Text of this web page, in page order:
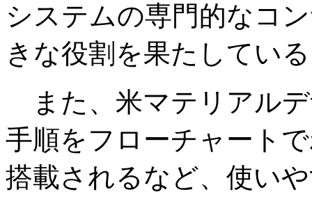
システムの専門的なコ
きな役割を果たしてい
また、米マテリアルデ
手順をフローチャート
搭載されるなど、使い